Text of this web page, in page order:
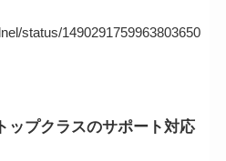
status/1490291759963803650
プクラスのサポート対応